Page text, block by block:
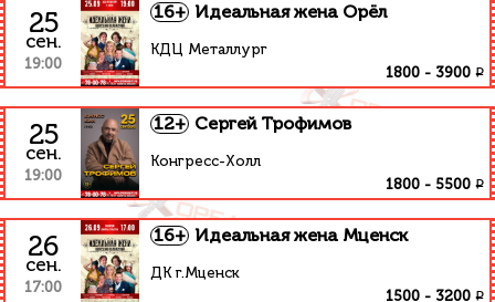
25
сен.
19:00
16+ Идеальная жена Орёл
КДЦ Металлург
1800 - 3900 ₽
25
сен.
19:00
12+ Сергей Трофимов
Конгресс-Холл
1800 - 5500 ₽
26
сен.
17:00
16+ Идеальная жена Мценск
ДК г.Мценск
1500 - 3200 ₽